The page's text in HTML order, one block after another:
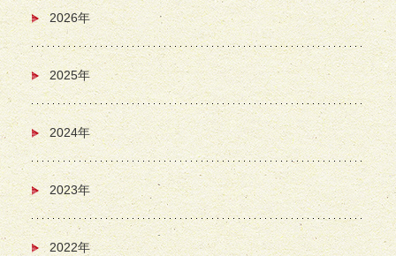
2026年
2025年
2024年
2023年
2022年